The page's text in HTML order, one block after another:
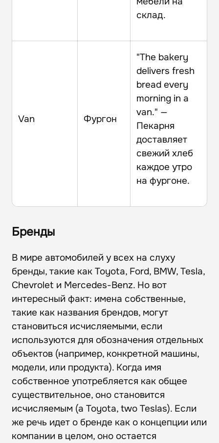
склад.
Van Фургон
"The bakery
delivers fresh
bread every
morning in a
van." —
Пекарня
доставляет
свежий хлеб
каждое утро
на фургоне.
Бренды
В мире автомобилей у всех на слуху
бренды, такие как Toyota, Ford, BMW, Tesla,
Chevrolet и Mercedes-Benz. Но вот
интересный факт: имена собственные,
такие как названия брендов, могут
становиться исчисляемыми, если
используются для обозначения отдельных
объектов (например, конкретной машины,
модели, или продукта). Когда имя
собственное употребляется как общее
существительное, оно становится
исчисляемым (a Toyota, two Teslas). Если
же речь идет о бренде как о концепции или
компании в целом, оно остается